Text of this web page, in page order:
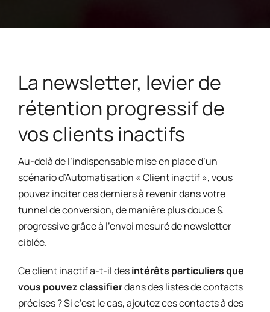
La newsletter, levier de
rétention progressif de
vos clients inactifs
Au-delà de l’indispensable mise en place d’un
scénario d’Automatisation « Client inactif », vous
pouvez inciter ces derniers à revenir dans votre
tunnel de conversion, de manière plus douce &
progressive grâce à l’envoi mesuré de newsletter
ciblée.
Ce client inactif a-t-il desintérêts particuliers que
vous pouvez classifierdans des listes de contacts
précises ? Si c’est le cas, ajoutez ces contacts à des